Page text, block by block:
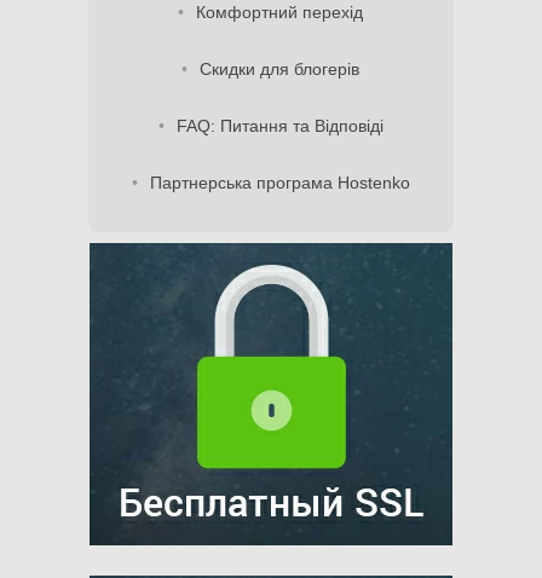
Комфортний перехід
Скидки для блогерів
FAQ: Питання та Відповіді
Партнерська програма Hostenko